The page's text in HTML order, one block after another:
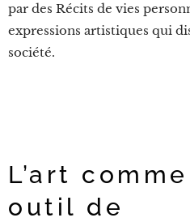
par des Récits de vies
expressions artistiques qui
société.
L’art comme
outil de